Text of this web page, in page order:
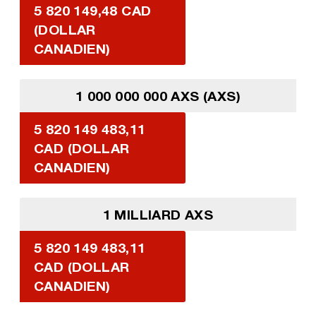
5 820 149,48 CAD
(DOLLAR
CANADIEN)
1 000 000 000 AXS (AXS)
5 820 149 483,11
CAD (DOLLAR
CANADIEN)
1 MILLIARD AXS
5 820 149 483,11
CAD (DOLLAR
CANADIEN)